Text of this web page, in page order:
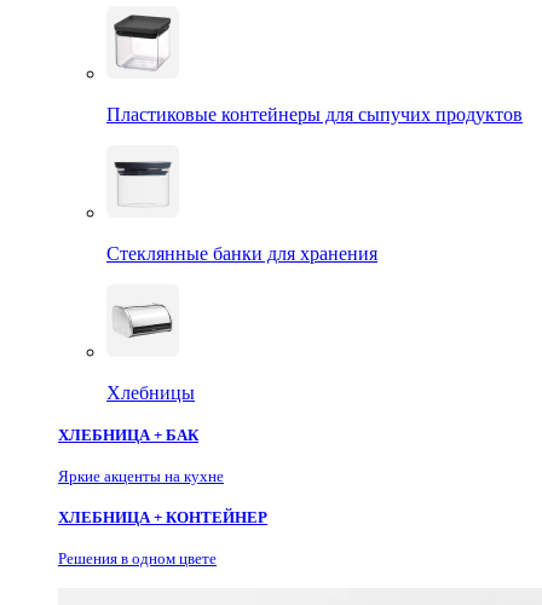
Пластиковые контейнеры для сыпучих продуктов
Стеклянные банки для хранения
Хлебницы
ХЛЕБНИЦА + БАК
Яркие акценты на кухне
ХЛЕБНИЦА + КОНТЕЙНЕР
Решения в одном цвете